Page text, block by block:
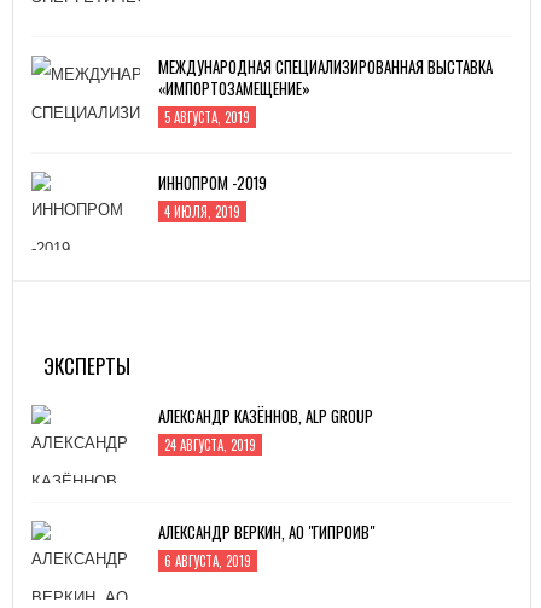
МЕЖДУНАРОДНАЯ СПЕЦИАЛИЗИРОВАННАЯ ВЫСТАВКА
«ИМПОРТОЗАМЕЩЕНИЕ»
5 АВГУСТА, 2019
ИННОПРОМ -2019
4 ИЮЛЯ, 2019
ЭКСПЕРТЫ
АЛЕКСАНДР КАЗЁННОВ, ALP GROUP
24 АВГУСТА, 2019
АЛЕКСАНДР ВЕРКИН, АО "ГИПРОИВ"
6 АВГУСТА, 2019